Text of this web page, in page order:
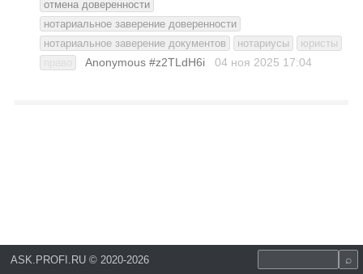
отмена доверенности
нотариальное заверение доверенности
нотариальное заверение документов
нотариусы
юристы
Anonymous #z2TLdH6i 04 ноя 2025 17:04
ASK.PROFI.RU © 2020-2026